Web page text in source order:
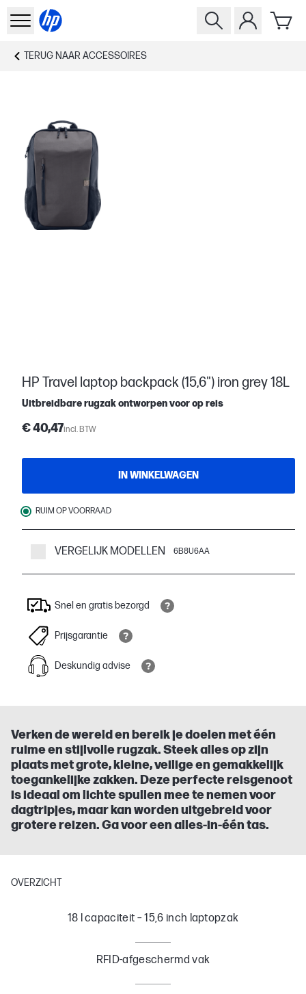
TERUG NAAR ACCESSOIRES
HP Travel laptop backpack (15,6") iron grey 18L
Uitbreidbare rugzak ontworpen voor op reis
€ 40,47incl. BTW
IN WINKELWAGEN
RUIM OP VOORRAAD
VERGELIJK MODELLEN 6B8U6AA
Snel en gratis bezorgd
Prijsgarantie
Deskundig advise
Verken de wereld en bereik je doelen met één
ruime en stijlvolle rugzak. Steek alles op zijn
plaats met grote, kleine, veilige en gemakkelijk
toegankelijke zakken. Deze perfecte reisgenoot
is ideaal om lichte spullen mee te nemen voor
dagtripjes, maar kan worden uitgebreid voor
grotere reizen. Ga voor een alles-in-één tas.
OVERZICHT
18 l capaciteit – 15,6 inch laptopzak
RFID-afgeschermd vak